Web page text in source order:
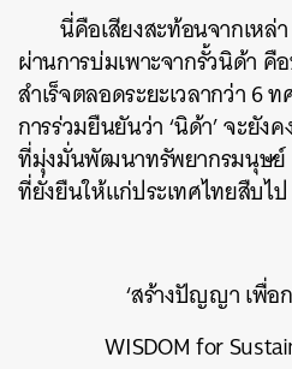
นี่คือเสียงสะท้อนจากเหล่
ผ่านการบ่มเพาะจากรั้วนิด้า
สำเร็จตลอดระยะเวลากว่า 6
การร่วมยืนยันว่า ‘นิด้า’ จะยัง
ที่มุ่งมั่นพัฒนาทรัพยากรมนุษย์
ที่ยั่งยืนให้แก่ประเทศไทยสืบไป
‘สร้างปัญญา เพื่
WISDOM for